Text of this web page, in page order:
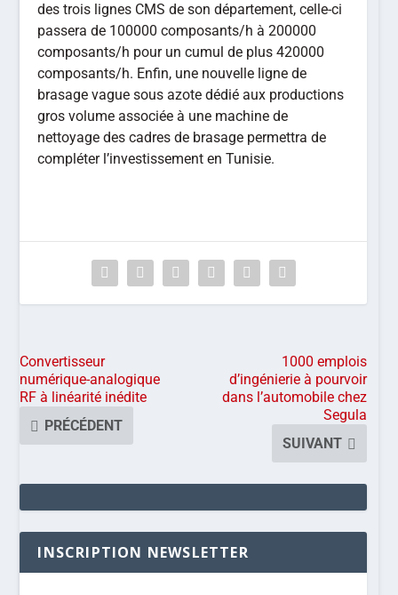
des trois lignes CMS de son département, celle-ci
passera de 100000 composants/h à 200000
composants/h pour un cumul de plus 420000
composants/h. Enfin, une nouvelle ligne de
brasage vague sous azote dédié aux productions
gros volume associée à une machine de
nettoyage des cadres de brasage permettra de
compléter l’investissement en Tunisie.
Convertisseur
numérique-analogique
RF à linéarité inédite
PRÉCÉDENT
1000 emplois
d’ingénierie à pourvoir
dans l’automobile chez
Segula
SUIVANT
INSCRIPTION NEWSLETTER